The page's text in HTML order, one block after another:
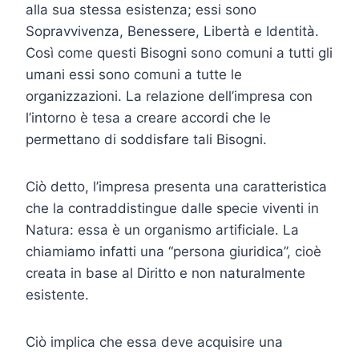
alla sua stessa esistenza; essi sono
Sopravvivenza, Benessere, Libertà e Identità.
Così come questi Bisogni sono comuni a tutti gli
umani essi sono comuni a tutte le
organizzazioni. La relazione dell’impresa con
l’intorno è tesa a creare accordi che le
permettano di soddisfare tali Bisogni.
Ciò detto, l’impresa presenta una caratteristica
che la contraddistingue dalle specie viventi in
Natura: essa è un organismo artificiale. La
chiamiamo infatti una “persona giuridica”, cioè
creata in base al Diritto e non naturalmente
esistente.
Ciò implica che essa deve acquisire una